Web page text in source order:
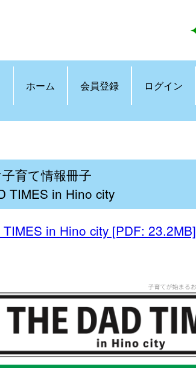
ホーム 会員登録 ログイン
育て情報冊子
TIMES in Hino city
in Hino city [PDF: 23.2MB]